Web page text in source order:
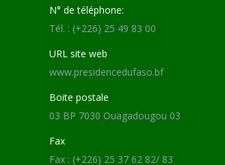
N° de téléphone:
Tél. : (+226) 25 49 83 00
URL site web
www.presidencedufaso.bf
Boite postale
03 BP 7030 Ouagadougou 03
Fax
Fax : (+226) 25 37 62 82/ 83